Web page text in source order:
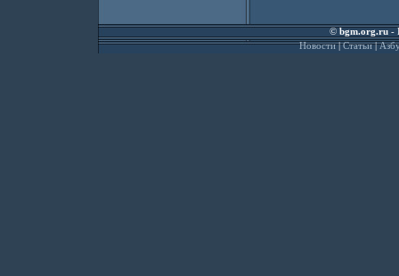
©bgm.org.ru-
Новости|Статьи|